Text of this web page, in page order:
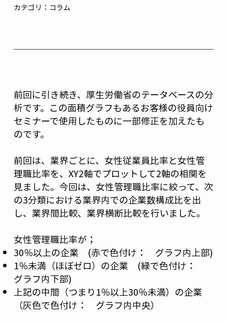
前回に引き続き、厚生労働省のテータベースの分
析です。この面積グラフもあるお客様の役員向け
セミナーで使用したものに一部修正を加えたも
のです。
前回は、業界ごとに、女性従業員比率と女性管
理職比率を、XY2軸でプロットして2軸の相関を
見ました。今回は、女性管理職比率に絞って、次
の3分類における業界内での企業数構成比を出
し、業界間比較、業界横断比較を行いました。
女性管理職比率が；
30％以上の企業 (赤で色付け： グラフ内上部)
1％未満（ほぼゼロ）の企業 (緑で色付け：
グラフ内下部)
上記の中間（つまり1％以上30％未満）の企業
（灰色で色付け： グラフ内中央）
コラム
カテゴリ：